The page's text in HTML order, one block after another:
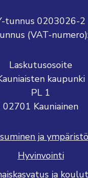
tunnus 0203026-2
(VAT-
Laskutusosoite
kaupunki
PL 1
02701 Kauniainen
ja ympäristö
Hyvinvointi
ja